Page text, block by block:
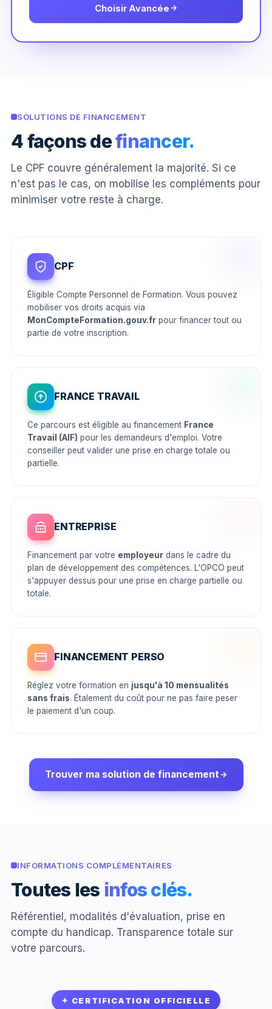
Choisir Avancée
SOLUTIONS DE FINANCEMENT
4 façons definancer.
Le CPF couvre généralement la majorité. Si ce
n'est pas le cas, on mobilise les compléments pour
minimiser votre reste à charge.
CPF
Éligible Compte Personnel de Formation. Vous pouvez
mobiliser vos droits acquis via
MonCompteFormation.gouv.fr pour financer tout ou
partie de votre inscription.
FRANCE TRAVAIL
Ce parcours est éligible au financement France
Travail (AIF) pour les demandeurs d'emploi. Votre
conseiller peut valider une prise en charge totale ou
partielle.
ENTREPRISE
Financement par votre employeur dans le cadre du
plan de développement des compétences. L'OPCO peut
s'appuyer dessus pour une prise en charge partielle ou
totale.
FINANCEMENT PERSO
Réglez votre formation en jusqu'à 10 mensualités
sans frais. Étalement du coût pour ne pas faire peser
le paiement d'un coup.
Trouver ma solution de financement
INFORMATIONS COMPLÉMENTAIRES
Toutes les infos clés.
Référentiel, modalités d'évaluation, prise en
compte du handicap. Transparence totale sur
votre parcours.
✦ CERTIFICATION OFFICIELLE